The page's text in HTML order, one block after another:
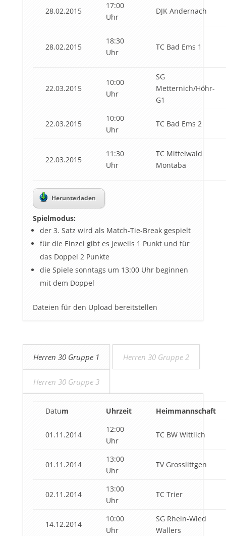
28.02.2015
17:00
Uhr
DJK Andernach
28.02.2015
18:30
Uhr
TC Bad Ems 1
22.03.2015
10:00
Uhr
SG
Metternich/Höhr-
G1
22.03.2015
10:00
Uhr
TC Bad Ems 2
22.03.2015
11:30
Uhr
TC Mittelwald
Montaba
Herunterladen
Spielmodus:
der 3. Satz wird als Match-Tie-Break gespielt
für die Einzel gibt es jeweils 1 Punkt und für
das Doppel 2 Punkte
die Spiele sonntags um 13:00 Uhr beginnen
mit dem Doppel
Dateien für den Upload bereitstellen
Herren 30 Gruppe 1 Herren 30 Gruppe 2
Herren 30 Gruppe 3
Datum Uhrzeit Heimmannschaft
01.11.2014
12:00
Uhr
TC BW Wittlich
01.11.2014
13:00
Uhr
TV Grosslittgen
02.11.2014
13:00
Uhr
TC Trier
14.12.2014
10:00
Uhr
SG Rhein-Wied
Wallers